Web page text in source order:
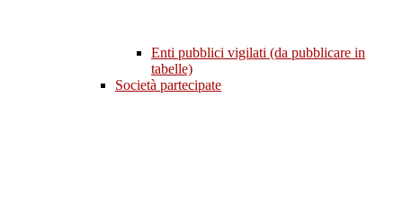
Enti pubblici vigilati (da pubblicare in
tabelle)
Società partecipate